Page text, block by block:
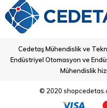
Cedetaş Mühendislik ve
Endüstriyel Otomasyon ve
Mühendislik
© 2020